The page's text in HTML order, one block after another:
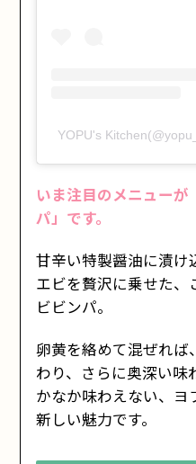
YOPU's
いま注目のメニュー
パ」です。
甘辛い特製醤油に漬け
エビを贅沢に乗せた
ビビンパ。
卵黄を絡めて混ぜれば
わり、さらに奥深い味
かなか味わえない、
新しい魅力です。